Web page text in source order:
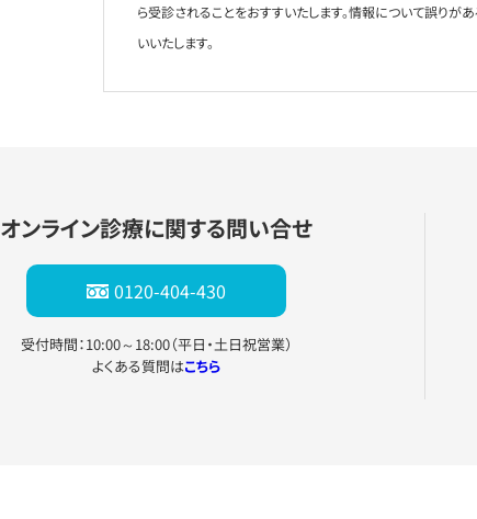
ら受診されることをおすすいたします。情報について誤りが
いいたします。
オンライン診療に関する問い合せ
0120-404-430
受付時間：10:00～18:00（平日・土日祝営業）
よくある質問はこちら